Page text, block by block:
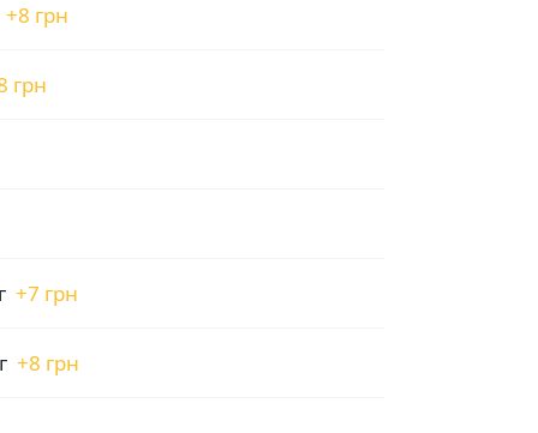
+8 грн
грн
+7 грн
+8 грн